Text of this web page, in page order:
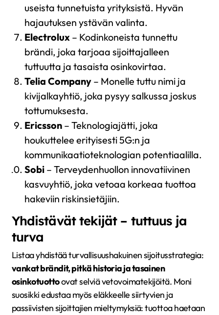
useista tunnetuista yrityksistä. Hyvän
hajautuksen ystävän valinta.
Electrolux– Kodinkoneista tunnettu
brändi, joka tarjoaa sijoittajalleen
tuttuutta ja tasaista osinkovirtaa.
Telia Company– Monelle tuttu nimi ja
kivijalkayhtiö, joka pysyy salkussa joskus
tottumuksesta.
Ericsson– Teknologiajätti, joka
houkuttelee erityisesti 5G:n ja
kommunikaatioteknologian potentiaalilla.
Sobi– Terveydenhuollon innovatiivinen
kasvuyhtiö, joka vetoaa korkeaa tuottoa
hakeviin riskinsietäjiin.
Yhdistävät tekijät – tuttuus ja
turva
Listaa yhdistää turvallisuushakuinen sijoitusstrategia:
vankat brändit, pitkä historia ja tasainen
osinkotuottoovat selviä vetovoimatekijöitä. Moni
suosikki edustaa myös eläkkeelle siirtyvien ja
passiivisten sijoittajien mieltymyksiä: tuottoa haetaan